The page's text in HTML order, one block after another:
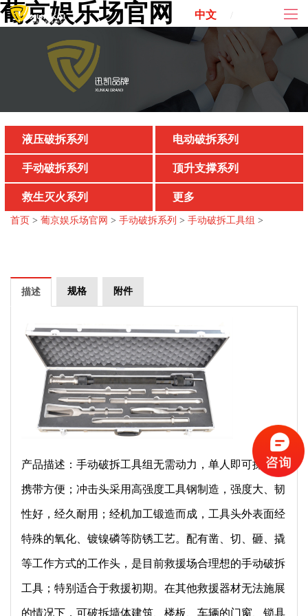
葡京娱乐场官网 中文 /
液压破拆系列 电动破拆系列
手动破拆系列 顶升支撑系列
救生灭火系列 更多
首页 > 葡京娱乐场官网 > 手动破拆系列 > 手动破拆工具组 >
描述 规格 附件
产品描述：手动破拆工具组无需动力，单人即可操作，
携带方便；冲击头采用高强度工具钢制造，强度大、韧
性好，经久耐用；经机加工锻造而成，工具头外表面经
特殊的氧化、镀镍磷等防锈工艺。配有凿、切、砸、撬
等工作方式的工作头，是目前救援场合理想的手动破拆
工具；特别适合于救援初期。在其他救援器材无法施展
的情况下，可破拆墙体建筑、楼板、车辆的门窗、锁具